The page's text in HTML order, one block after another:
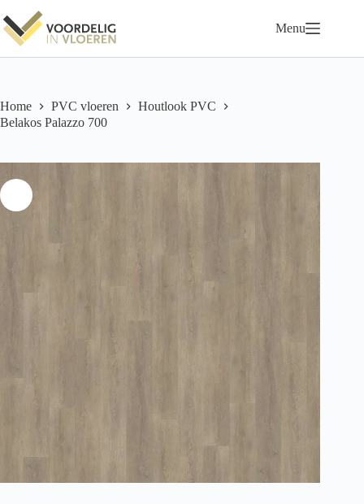
naar
de
inhoud
Menu
Home PVC vloeren
Houtlook PVC
Belakos Palazzo 700